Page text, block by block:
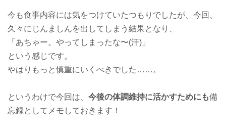
今も食事内容には気をつけていたつもりでしたが、今回、
久々にじんましんを出してしまう結果となり、
「あちゃー。やってしまったな〜(汗)」
という感じです。
やはりもっと慎重にいくべきでした……。
というわけで今回は、 今後の体調維持に活かすためにも備
忘録としてメモしておきます！